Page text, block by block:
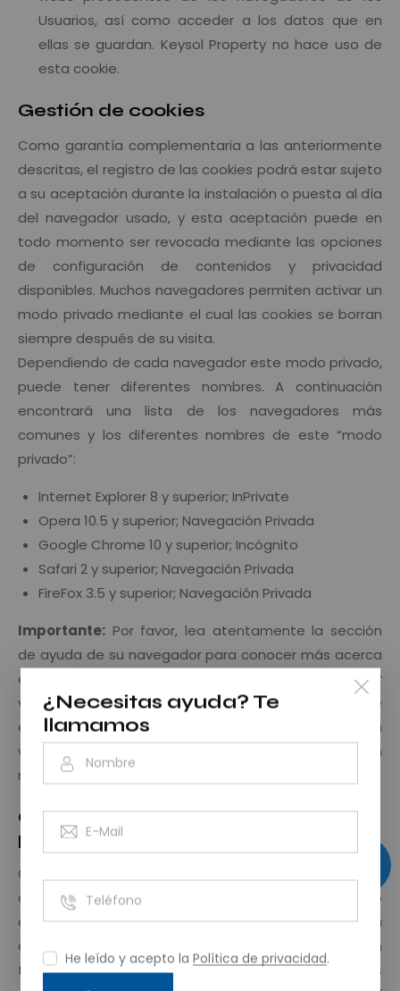
Usuarios, así como acceder a los datos que en
ellas se guardan. Keysol Property no hace uso de
esta cookie.
Gestión de cookies
Como garantía complementaria a las anteriormente
descritas, el registro de las cookies podrá estar sujeto
a su aceptación durante la instalación o puesta al día
del navegador usado, y esta aceptación puede en
todo momento ser revocada mediante las opciones
de configuración de contenidos y privacidad
disponibles. Muchos navegadores permiten activar un
modo privado mediante el cual las cookies se borran
siempre después de su visita.
Dependiendo de cada navegador este modo privado,
puede tener diferentes nombres. A continuación
encontrará una lista de los navegadores más
comunes y los diferentes nombres de este “modo
privado”:
Internet Explorer 8 y superior; InPrivate
Opera 10.5 y superior; Navegación Privada
Google Chrome 10 y superior; Incógnito
Safari 2 y superior; Navegación Privada
FireFox 3.5 y superior; Navegación Privada
Importante: Por favor, lea atentamente la sección
de ayuda de su navegador para conocer más acerca
de cómo activar el “modo privado”. Podrá seguir
visitando nuestras webs aunque su navegador esté
en “modo privado”, si bien, su navegación por nuestra
web puede no ser óptima y algunas utilidades pueden
no funcionar correctamente
Cómo deshabilitar las cookies en los
principales navegadores
Como garantía complementaria a las anteriormente
descritas, el registro de las cookies podrá estar sujeto
a su aceptación durante la instalación o puesta al día
del navegador usado, y esta aceptación puede en
todo momento ser revocada mediante las opciones
¿Necesitas ayuda? Te
llamamos
He leído y acepto la Política de privacidad.